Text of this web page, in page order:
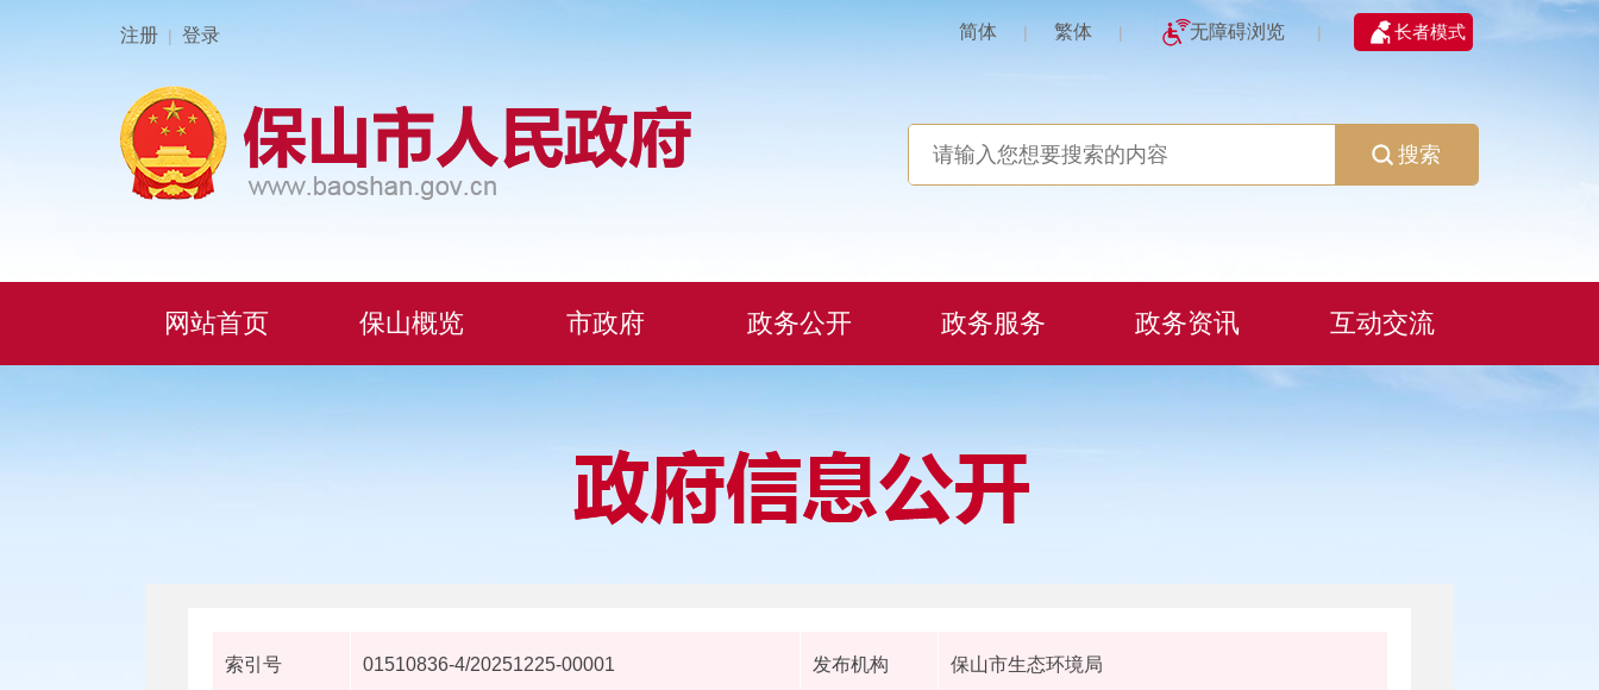
注册 | 登录 简体 | 繁体 | 无障碍浏览 | 长者模式
搜索
网站首页 保山概览 市政府 政务公开 政务服务 政务资讯 互动交流
索引号 01510836-4/20251225-00001 发布机构 保山市生态环境局